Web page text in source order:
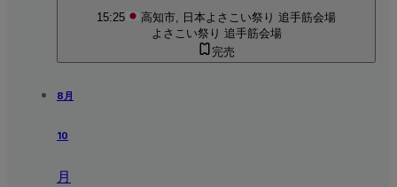
15:25 高知市, 日本よさこい祭り 追手筋会場
よさこい祭り 追手筋会場
完売
8月
10
月